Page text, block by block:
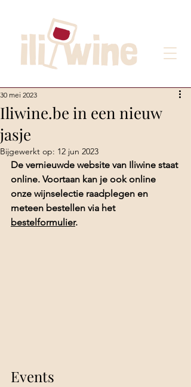
Iliwine.be in een nieuw
jasje
30 mei 2023
Bijgewerkt op: 12 jun 2023
De vernieuwde website van Iliwine staat
online. Voortaan kan je ook online
onze wijnselectie raadplegen en
meteen bestellen via het
bestelformulier.
Events